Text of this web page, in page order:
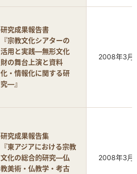
研究成果報告書
『宗教文化シアターの
活用と実践―無形文化
財の舞台上演と資料
化・情報化に関する研
究―』
2008年3月
研究成果報告集
『東アジアにおける宗教
文化の総合的研究―仏
教美術・仏教学・考古
2008年3月